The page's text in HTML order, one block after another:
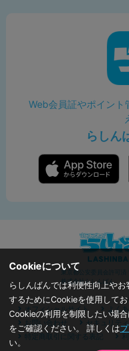
Web会員証やポイント
らしん
東京都公安委員会許可
株式会社らしんばん
オフィシャルサイト よく
お問い合わせ
セキュリテ
特定商取引に関する表記
Cookieについて
らしんばんでは利便性向上や
するためにCookieを使用してお
Cookieの利用を制限したい場
をご確認ください。 詳しくは
い。